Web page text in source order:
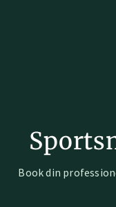
Book din